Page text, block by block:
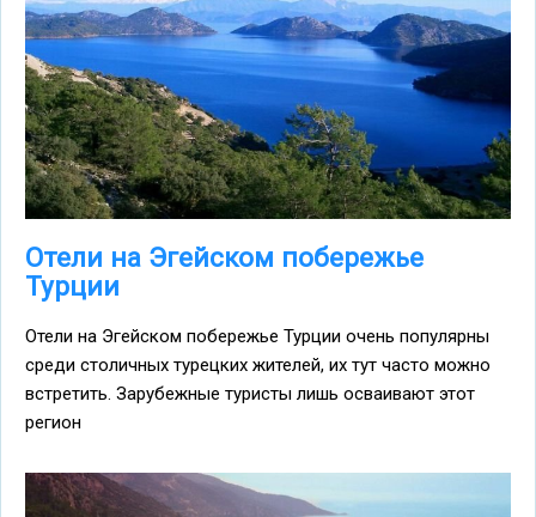
Отели на Эгейском побережье
Турции
Отели на Эгейском побережье Турции очень популярны
среди столичных турецких жителей, их тут часто можно
встретить. Зарубежные туристы лишь осваивают этот
регион